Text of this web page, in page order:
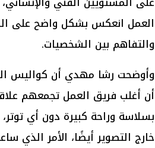
العمل انعكس بشكل واضح على
والتفاهم بين الشخصيات.
وأوضحت رشا مهدي أن كواليس
أن أغلب فريق العمل تجمعهم
بسلاسة وراحة كبيرة دون أي
خارج التصوير أيضًا، الأمر الذي